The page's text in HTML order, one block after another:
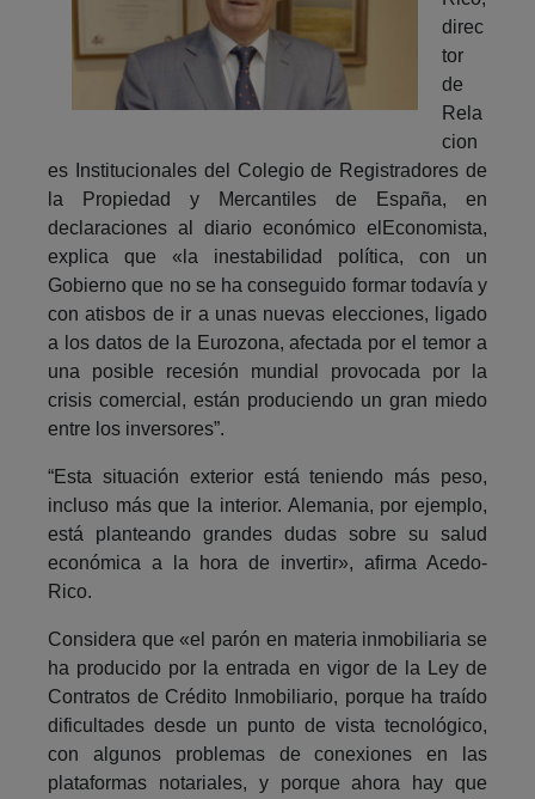
direc
tor
de
Rela
cion
es Institucionales del Colegio de Registradores de
la Propiedad y Mercantiles de España, en
declaraciones al diario económico elEconomista,
explica que «la inestabilidad política, con un
Gobierno que no se ha conseguido formar todavía y
con atisbos de ir a unas nuevas elecciones, ligado
a los datos de la Eurozona, afectada por el temor a
una posible recesión mundial provocada por la
crisis comercial, están produciendo un gran miedo
entre los inversores”.
“Esta situación exterior está teniendo más peso,
incluso más que la interior. Alemania, por ejemplo,
está planteando grandes dudas sobre su salud
económica a la hora de invertir», afirma Acedo-
Rico.
Considera que «el parón en materia inmobiliaria se
ha producido por la entrada en vigor de la Ley de
Contratos de Crédito Inmobiliario, porque ha traído
dificultades desde un punto de vista tecnológico,
con algunos problemas de conexiones en las
plataformas notariales, y porque ahora hay que